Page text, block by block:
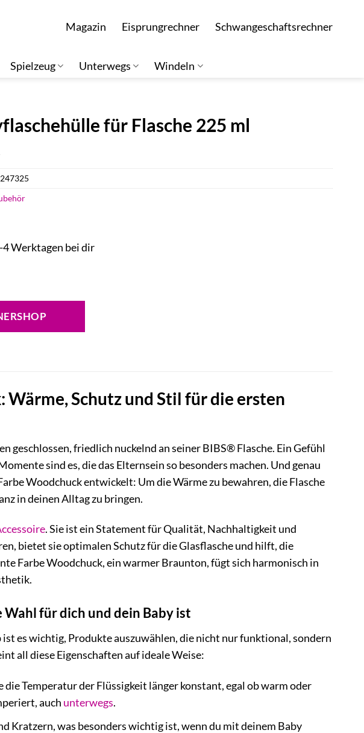
Magazin Eisprungrechner Schwangeschaftsrechner
Spielzeug Unterwegs Windeln
für Flasche 225 ml
4 Werktagen bei dir
Schutz und Stil für die ersten
geschlossen, friedlich nuckelnd an seiner BIBS® Flasche. Ein Gefühl
sind es, die das Elternsein so besonders machen. Und genau
Woodchuck entwickelt: Um die Wärme zu bewahren, die Flasche
in deinen Alltag zu bringen.
. Sie ist ein Statement für Qualität, Nachhaltigkeit und
bietet sie optimalen Schutz für die Glasflasche und hilft, die
Farbe Woodchuck, ein warmer Braunton, fügt sich harmonisch in
für dich und dein Baby ist
es wichtig, Produkte auszuwählen, die nicht nur funktional, sondern
all diese Eigenschaften auf ideale Weise:
Temperatur der Flüssigkeit länger konstant, egal ob warm oder
auch unterwegs.
Kratzern, was besonders wichtig ist, wenn du mit deinem Baby